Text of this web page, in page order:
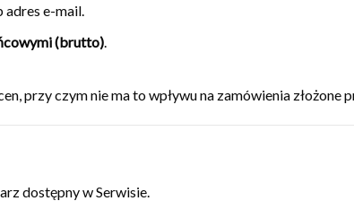
e-mail.
(brutto).
przy czym nie ma to wpływu na zamówienia złożone
dostępny w Serwisie.